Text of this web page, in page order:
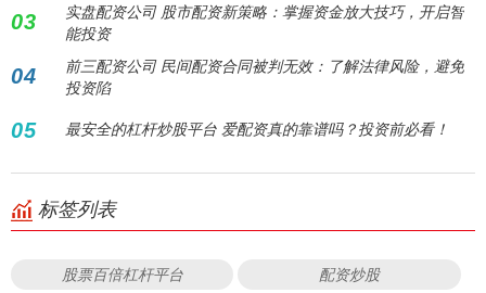
03
实盘配资公司 股市配资新策略：掌握资金放大技巧，开启智
能投资
04
前三配资公司 民间配资合同被判无效：了解法律风险，避免
投资陷
05 最安全的杠杆炒股平台 爱配资真的靠谱吗？投资前必看！
标签列表
股票百倍杠杆平台 配资炒股